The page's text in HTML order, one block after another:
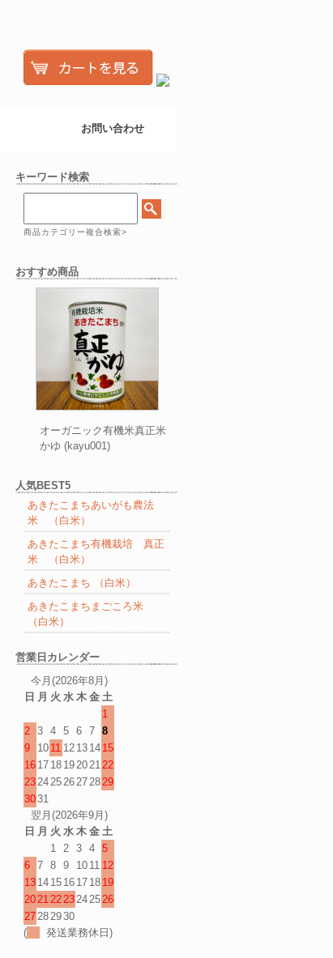
お問い合わせ
キーワード検索
商品カテゴリー複合検索>
おすすめ商品
オーガニック有機米真正米
かゆ (kayu001)
人気BEST5
あきたこまちあいがも農法
米 （白米）
あきたこまち有機栽培 真正
米 （白米）
あきたこまち （白米）
あきたこまちまごころ米
（白米）
営業日カレンダー
今月(2026年8月)
日 月 火 水 木 金 土
1
2 3 4 5 6 7 8
9
10 11 12 13 14 15
16 17 18 19202122
23242526272829
3031
翌月(2026年9月)
日 月 火 水 木 金 土
1 2 3 4 5
6 7 8 9 10 11 12
13 14 15 16 17 18 19
20212223242526
27282930
(
発送業務休日)